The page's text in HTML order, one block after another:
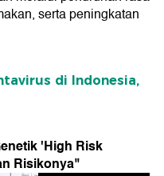
serta peningkatan
di Indonesia,
'High Risk
Risikonya"